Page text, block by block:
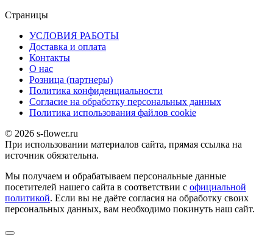
Страницы
УСЛОВИЯ РАБОТЫ
Доставка и оплата
Контакты
О наc
Розница (партнеры)
Политика конфиденциальности
Согласие на обработку персональных данных
Политика использования файлов сookie
© 2026 s-flower.ru
При использовании материалов сайта, прямая ссылка на
источник обязательна.
Мы получаем и обрабатываем персональные данные
посетителей нашего сайта в соответствии с официальной
политикой. Если вы не даёте согласия на обработку своих
персональных данных, вам необходимо покинуть наш сайт.